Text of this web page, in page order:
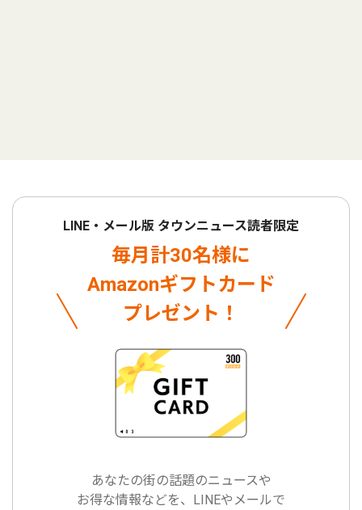
LINE・メール版 タウンニュース読者限定
毎月計30名様に
Amazonギフトカード
プレゼント！
あなたの街の話題のニュースや
お得な情報などを、LINEやメールで